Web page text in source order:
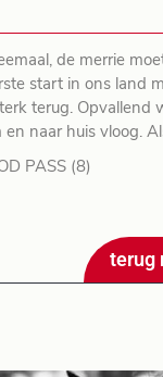
de merrie
start in ons land
terug. Opvallend
naar huis vloog.
PASS (8)
terug